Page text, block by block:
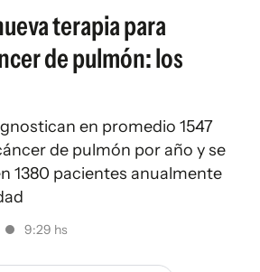
terapia para
de pulmón: los
en promedio 1547
de pulmón por año y se
1380 pacientes anualmente
9:29 hs